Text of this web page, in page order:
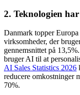
2. Teknologien
Danmark topper
virksomheder, der
gennemsnittet på
bruger AI til at
AI Sales Statistics 2026
reducere omkostninger
70%.